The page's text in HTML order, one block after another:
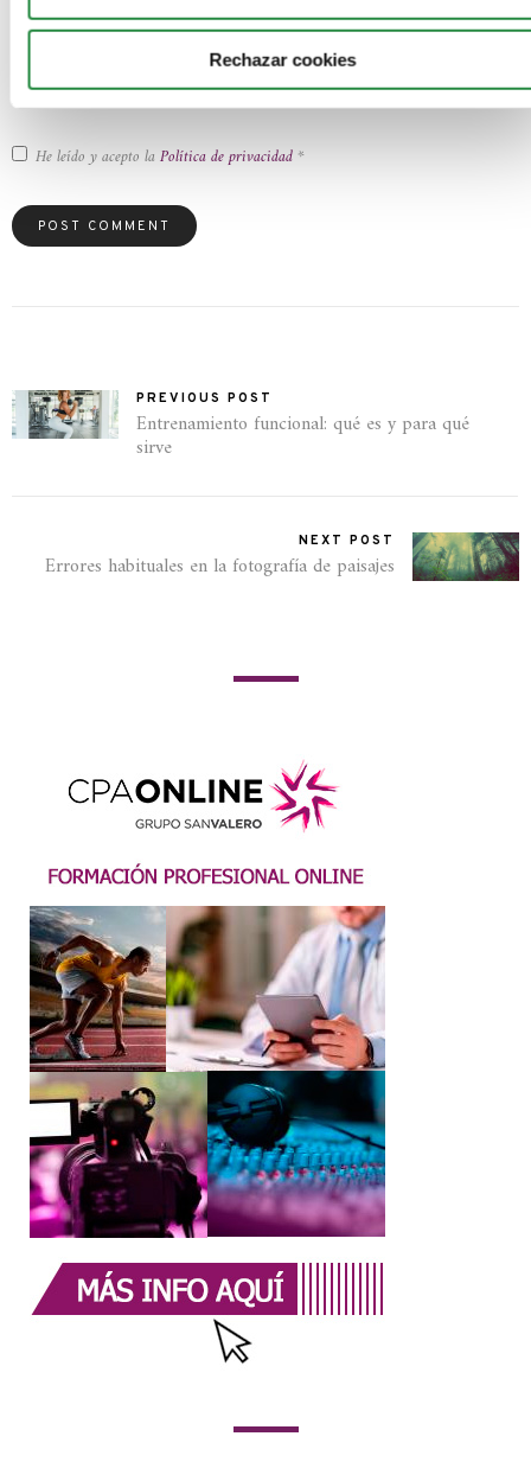
Rechazar cookies
- También puedes ponerte en contacto con nuestro Delegado de Protección de
dpd@estudiosabiertos.com
nuestra política de privacidad
He leído y acepto la Política de privacidad*
PREVIOUS POST
Entrenamiento funcional: qué es y para qué
sirve
NEXT POST
Errores habituales en la fotografía de paisajes